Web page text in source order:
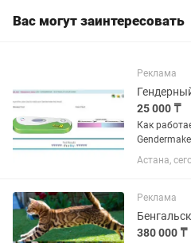
Вас могут заинтересовать
Реклама
25 000 ₸
Как
Gendermaker? Ученые
определять пол
пола
реагентами
Астана,
Реклама
380 000 ₸